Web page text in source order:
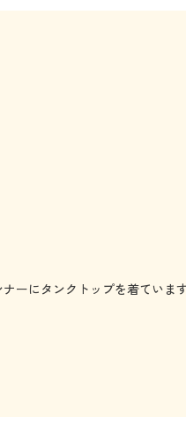
ーにタンクトップを着てい